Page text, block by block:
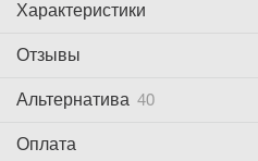
Характеристики
Отзывы
Альтернатива 40
Оплата